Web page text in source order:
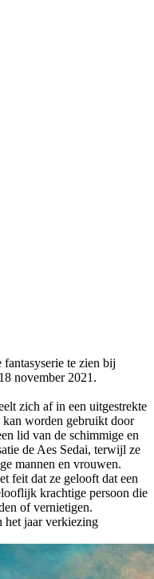
te zien bij
november 2021.
zich af in een uitgestrekte
kan worden gebruikt door
lid van de schimmige en
de Aes Sedai, terwijl ze
mannen en vrouwen.
feit dat ze gelooft dat een
krachtige persoon die
of vernietigen.
het jaar verkiezing